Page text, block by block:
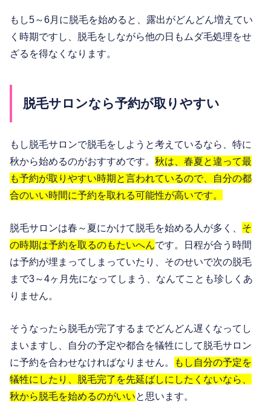
もし5～6月に脱毛を始めると、露出がどんどん増えてい
く時期ですし、脱毛をしながら他の日もムダ毛処理をせ
ざるを得なくなります。
脱毛サロンなら予約が取りやすい
もし脱毛サロンで脱毛をしようと考えているなら、特に
秋から始めるのがおすすめです。秋は、春夏と違って最
も予約が取りやすい時期と言われているので、自分の都
合のいい時間に予約を取れる可能性が高いです。
脱毛サロンは春～夏にかけて脱毛を始める人が多く、 そ
の時期は予約を取るのもたいへんです。日程が合う時間
は予約が埋まってしまっていたり、そのせいで次の脱毛
まで3～4ヶ月先になってしまう、なんてことも珍しくあ
りません。
そうなったら脱毛が完了するまでどんどん遅くなってし
まいますし、自分の予定や都合を犠牲にして脱毛サロン
に予約を合わせなければなりません。
もし自分の予定を
犠牲にしたり、脱毛完了を先延ばしにしたくないなら、
秋から脱毛を始めるのがいいと思います。